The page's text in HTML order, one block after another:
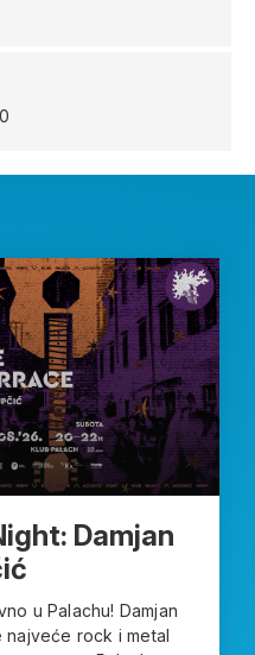
Damjan
u Palachu! Damjan
najveće rock i metal